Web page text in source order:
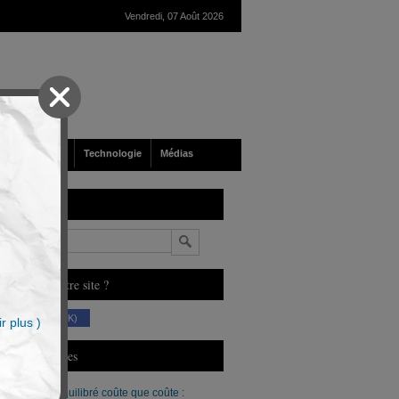
Vendredi, 07 Août 2026
Société Technologie Médias
Vous aimez notre site ?
(230 K)
Derniers Articles
Un budget équilibré coûte que coûte :
plus )